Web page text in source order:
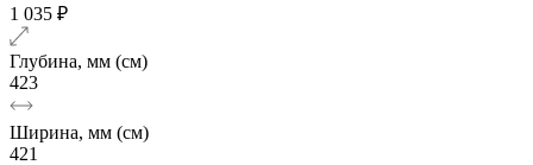
1 035 ₽
Глубина, мм (см)
423
Ширина, мм (см)
421